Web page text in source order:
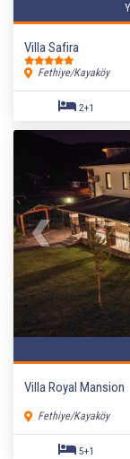
Villa Safira
Fethiye/Kayaköy
Villa Royal Mansion
Fethiye/Kayaköy